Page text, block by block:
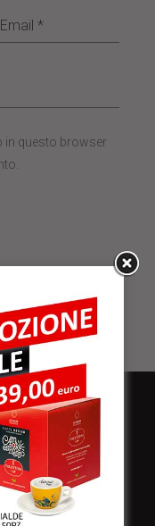
in questo browser